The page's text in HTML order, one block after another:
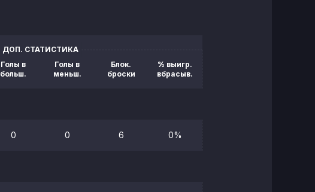
ДОП. СТАТИСТИКА
Голы в
больш.
Голы в
меньш.
Блок.
броски
% выигр.
вбрасыв.
0 0 6 0%